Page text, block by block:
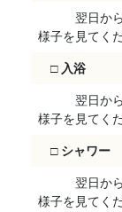
翌日から可(
様子を見てく
□ 入浴
翌日から可(
様子を見てく
□ シャワー
翌日から可(
様子を見てく